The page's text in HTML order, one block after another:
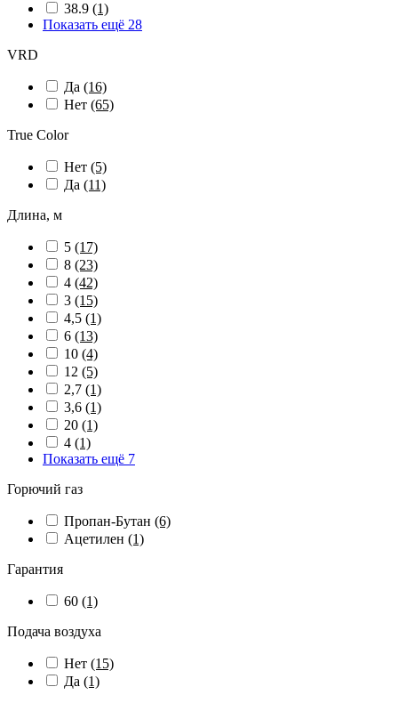
38.9 (1)
Показать ещё 28
VRD
Да (16)
Нет (65)
True Color
Нет (5)
Да (11)
Длина, м
5 (17)
8 (23)
4 (42)
3 (15)
4,5 (1)
6 (13)
10 (4)
12 (5)
2,7 (1)
3,6 (1)
20 (1)
4 (1)
Показать ещё 7
Горючий газ
Пропан-Бутан (6)
Ацетилен (1)
Гарантия
60 (1)
Подача воздуха
Нет (15)
Да (1)